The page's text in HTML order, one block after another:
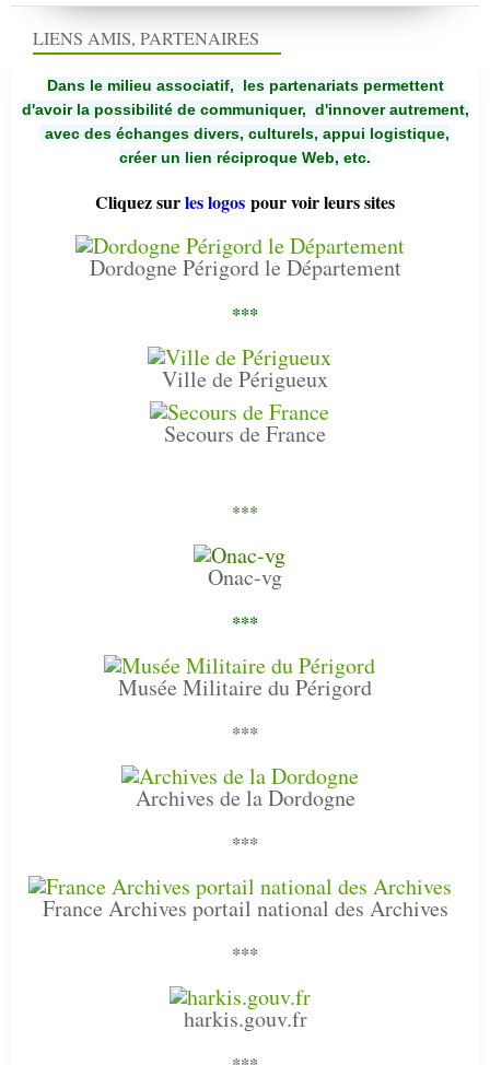
LIENS AMIS, PARTENAIRES
Dans le milieu associatif, les partenariats permettent
d'avoir la possibilité de communiquer, d'innover autrement,
avec des échanges divers, culturels, appui logistique,
créer un lien réciproque Web, etc.
Cliquez surles logos pour voir leurs sites
Dordogne Périgord le Département
***
Ville de Périgueux
Secours de France
***
Onac-vg
***
Musée Militaire du Périgord
***
Archives de la Dordogne
***
France Archives portail national des Archives
***
harkis.gouv.fr